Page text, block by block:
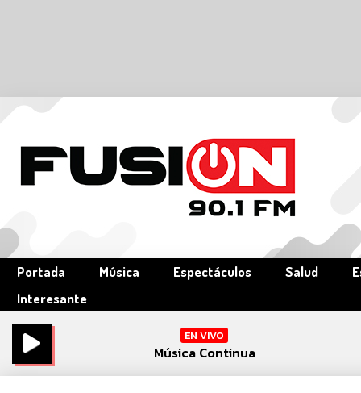
Portada Música Espectáculos Salud
Interesante
EN VIVO
Música Continua